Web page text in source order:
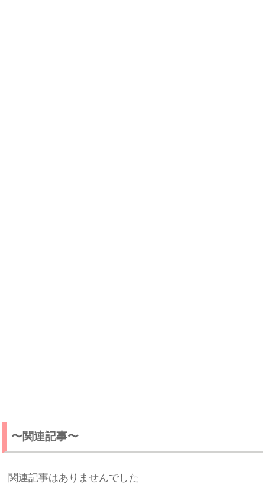
〜関連記事〜
関連記事はありませんでした